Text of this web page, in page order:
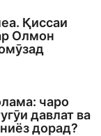
Қиссаи
Олмон
чаро
давлат ва
дорад?